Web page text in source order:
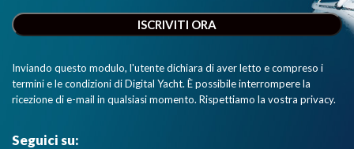
Inviando questo modulo, l'utente dichiara di aver letto e compreso i
termini e le condizioni di Digital Yacht. È possibile interrompere la
ricezione di e-mail in qualsiasi momento. Rispettiamo la vostra privacy.
Seguici su: